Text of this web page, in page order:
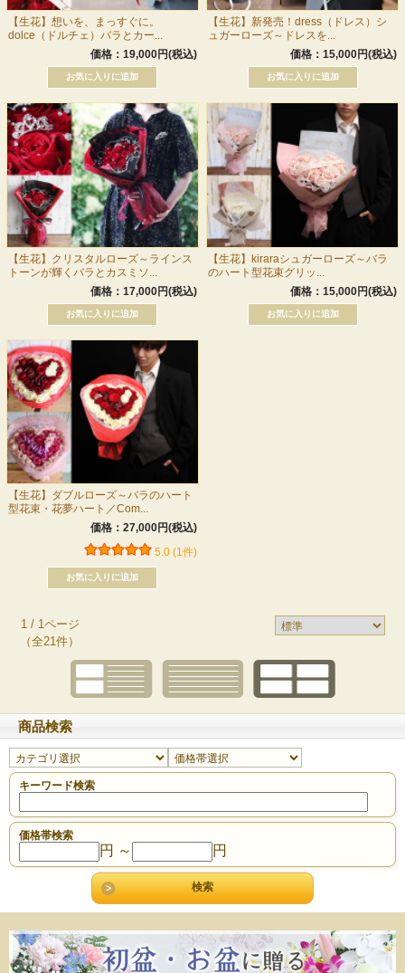
【生花】想いを、まっすぐに。
dolce（ドルチェ）バラとカー...
価格：19,000円(税込)
【生花】新発売！dress（ドレス）シ
ュガーローズ～ドレスを...
価格：15,000円(税込)
【生花】クリスタルローズ～ラインス
トーンが輝くバラとカスミソ...
価格：17,000円(税込)
【生花】kiraraシュガーローズ～バラ
のハート型花束グリッ...
価格：15,000円(税込)
【生花】ダブルローズ～バラのハート
型花束・花夢ハート／Com...
価格：27,000円(税込)
5.0 (1件)
1 / 1ページ
（全21件）
商品検索
キーワード検索
価格帯検索
円 ～ 円